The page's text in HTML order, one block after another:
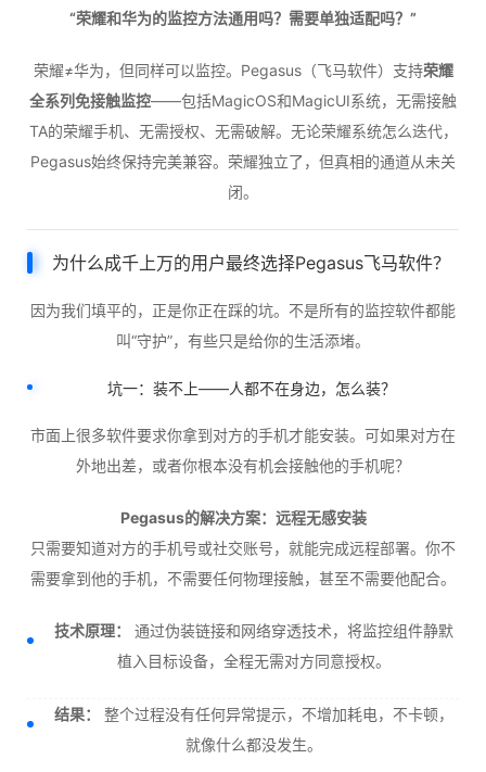
“荣耀和华为的监控方法通用吗？需要单独适配吗？”
荣耀≠华为，但同样可以监控。Pegasus（飞马软件）支持荣耀
全系列免接触监控——包括MagicOS和MagicUI系统，无需接触
TA的荣耀手机、无需授权、无需破解。无论荣耀系统怎么迭代，
Pegasus始终保持完美兼容。荣耀独立了，但真相的通道从未关
闭。
为什么成千上万的用户最终选择Pegasus飞马软件？
因为我们填平的，正是你正在踩的坑。不是所有的监控软件都能
叫“守护”，有些只是给你的生活添堵。
坑一：装不上——人都不在身边，怎么装？
市面上很多软件要求你拿到对方的手机才能安装。可如果对方在
外地出差，或者你根本没有机会接触他的手机呢？
Pegasus的解决方案：远程无感安装
只需要知道对方的手机号或社交账号，就能完成远程部署。你不
需要拿到他的手机，不需要任何物理接触，甚至不需要他配合。
技术原理：
通过伪装链接和网络穿透技术，将监控组件静默
植入目标设备，全程无需对方同意授权。
结果：
整个过程没有任何异常提示，不增加耗电，不卡顿，
就像什么都没发生。